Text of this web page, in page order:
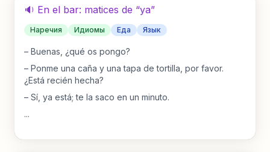
🔉 En el bar: matices de “ya”
Наречия Идиомы Еда Язык
– Buenas, ¿qué os pongo?
– Ponme una caña y una tapa de tortilla, por favor.
¿Está recién hecha?
– Sí, ya está; te la saco en un minuto.
...